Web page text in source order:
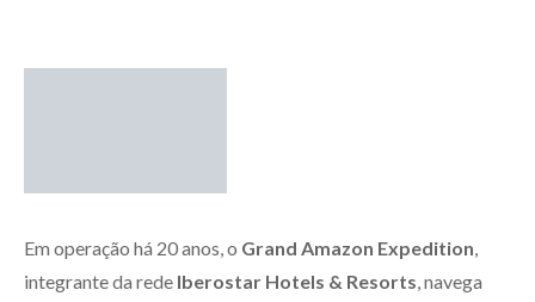
Em operação há 20 anos, o Grand Amazon Expedition,
integrante da rede Iberostar Hotels & Resorts, navega